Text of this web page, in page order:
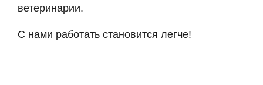
ветеринарии.
С нами работать становится легче!